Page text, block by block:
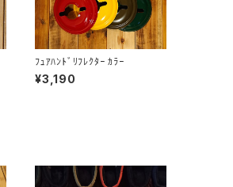
ﾌｭｱﾊﾝﾄﾞﾘﾌﾚｸﾀｰ ｶﾗｰ
¥3,190